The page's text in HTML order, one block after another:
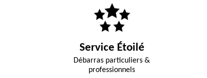
Service Étoilé
Débarras particuliers &
professionnels